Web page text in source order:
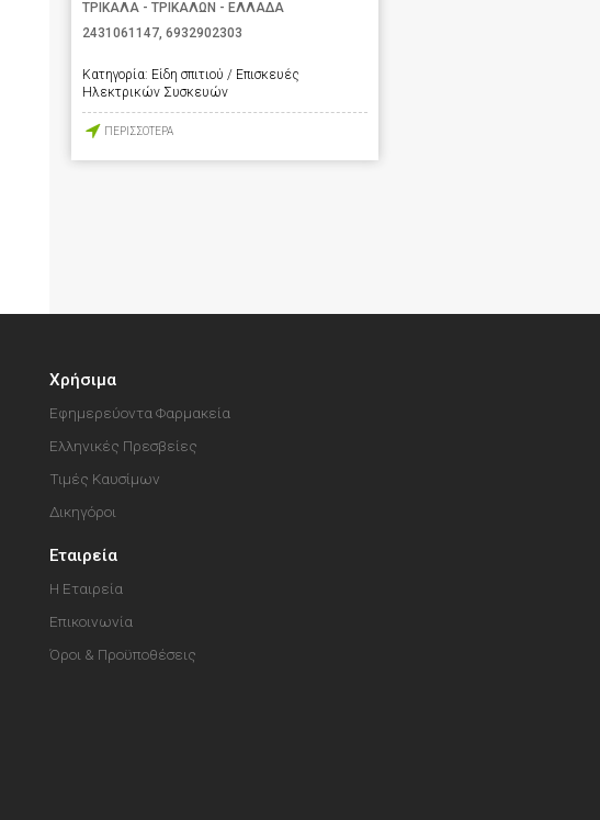
ΤΡΙΚΑΛΑ - ΤΡΙΚΑΛΩΝ - ΕΛΛΑΔΑ
2431061147, 6932902303
Κατηγορία: Είδη σπιτιού / Επισκευές
Ηλεκτρικών Συσκευών
ΠΕΡΙΣΣΟΤΕΡΑ
Χρήσιμα
Εφημερεύοντα Φαρμακεία
Ελληνικές Πρεσβείες
Τιμές Καυσίμων
Δικηγόροι
Εταιρεία
Η Εταιρεία
Επικοινωνία
Όροι & Προϋποθέσεις